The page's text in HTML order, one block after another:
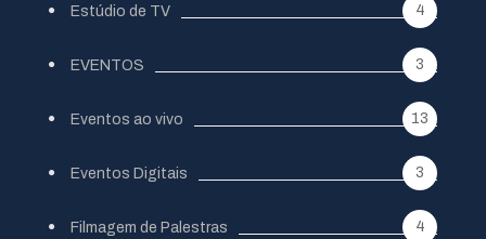
Estúdio de TV 4
EVENTOS 3
Eventos ao vivo 13
Eventos Digitais 3
Filmagem de Palestras 4